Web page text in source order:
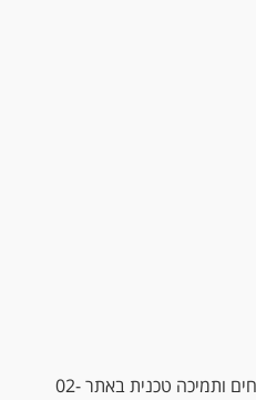
ותמיכה טכנית באתר02-